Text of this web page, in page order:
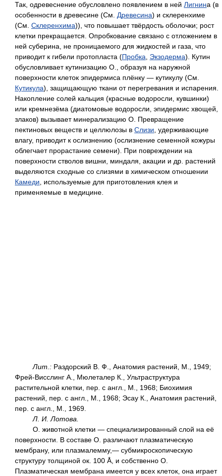
Так, одревеснение обусловлено появлением в ней Лигнина (в
особенности в древесине (См. Древесина) и склеренхиме
(См. Склеренхима)), что повышает твёрдость оболочки; рост
клетки прекращается. Опробкование связано с отложением в
ней суберина, не проницаемого для жидкостей и газа, что
приводит к гибели протопласта (Пробка, Экзодерма). Кутин
обусловливает кутинизацию О., образуя на наружной
поверхности клеток эпидермиса плёнку — кутикулу (См.
Кутикула), защищающую ткани от перегревания и испарения.
Накопление солей кальция (красные водоросли, кувшинки)
или кремнезёма (диатомовые водоросли, эпидермис хвощей,
злаков) вызывает минерализацию О. Превращение
пектиновых веществ и целлюлозы в Слизи, удерживающие
влагу, приводит к ослизнению (ослизнение семенной кожуры
облегчает прорастание семени). При повреждении на
поверхности стволов вишни, миндаля, акации и др. растений
выделяются сходные со слизями в химическом отношении
Камеди, используемые для приготовления клея и
применяемые в медицине.
Лит.: Раздорский В. Ф., Анатомия растений, М., 1949;
Фрей-Висслинг А., Мюлеталер К., Ультраструктура
растительной клетки, пер. с англ., М., 1968; Биохимия
растений, пер. с англ., М., 1968; Эсау К., Анатомия растений,
пер. с англ., М., 1969.
Л. И. Лотова.
О. животной клетки — специализированный слой на её
поверхности. В составе О. различают плазматическую
мембрану, или плазмалемму,— субмикроскопическую
структуру толщиной ок. 100 Å, и собственно О.
Плазматическая мембрана имеется у всех клеток, она играет